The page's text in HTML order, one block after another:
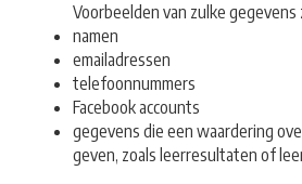
Voorbeelden van zulke gegevens
namen
emailadressen
telefoonnummers
Facebook accounts
gegevens die een waardering
geven, zoals leerresultaten of